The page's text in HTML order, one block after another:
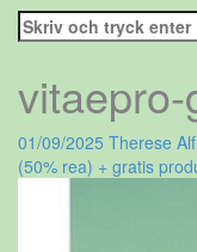
Sök
efter:
01/09/2025 Therese
(50% rea) + gratis